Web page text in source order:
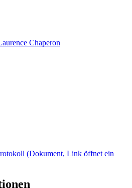
Chaperon
(Dokument, Link öffnet ein